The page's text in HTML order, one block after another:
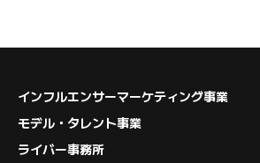
インフルエンサーマーケティング事業
モデル・タレント事業
ライバー事務所